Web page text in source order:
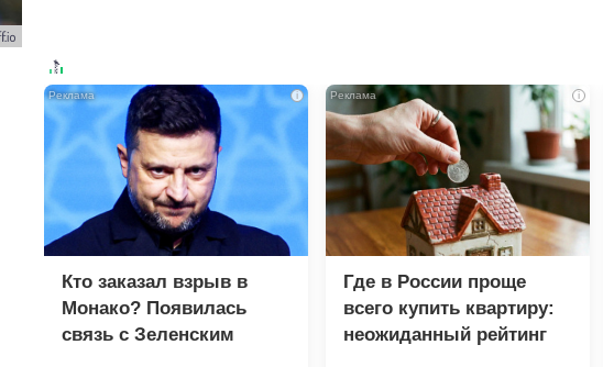
i
Кто заказал взрыв в
Монако? Появилась
связь с Зеленским
i
Где в России проще
всего купить квартиру:
неожиданный рейтинг